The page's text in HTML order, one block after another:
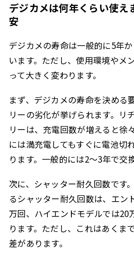
デジカメは何年くらい使え
安
デジカメの寿命は一般的に5年
います。ただし、使用環境やメ
って大きく変わります。
まず、デジカメの寿命を決める
リーの劣化が挙げられます。リ
リーは、充電回数が増えると徐
には満充電してもすぐに電池切
ります。一般的には2〜3年で交
次に、シャッター耐久回数です
るシャッター耐久回数は、エン
万回、ハイエンドモデルでは20
ります。ただし、これはあくま
差があります。